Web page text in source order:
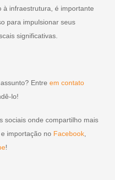
à infraestrutura, é importante
para impulsionar seus
significativas.
Entre em contato
lo!
sociais onde compartilho mais
importação no Facebook,
!